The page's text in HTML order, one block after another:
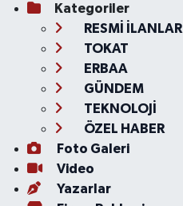
Kategoriler
RESMİ İLANLAR
TOKAT
ERBAA
GÜNDEM
TEKNOLOJİ
ÖZEL HABER
Foto Galeri
Video
Yazarlar